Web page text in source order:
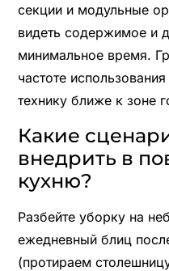
секции и модульные
видеть содержимое и
минимальное время.
частоте
технику ближе к зоне
Какие
внедрить в
кухню?
Разбейте уборку на
ежедневный блиц
(протираем